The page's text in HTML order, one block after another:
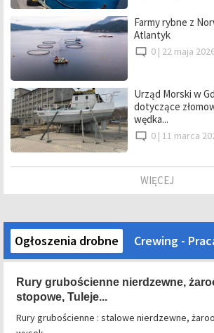
Farmy rybne z
Atlantyk
0 | 22 maja
Urząd Morski w
dotyczące
wędka...
0 | 11 marca
WIĘCEJ
Ogłoszenia drobne Crewing -
Rury grubościenne nierdzewne,
stopowe, Tuleje...
Rury grubościenne : stalowe nierdzewne,